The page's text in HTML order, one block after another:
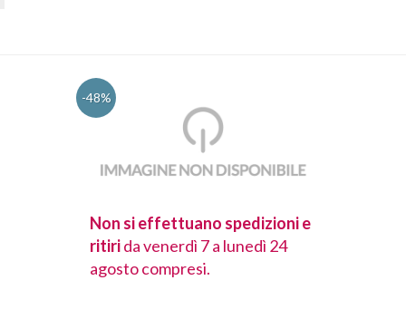
-48%
Non si effettuano spedizioni e
ritirida venerdì 7 a lunedì 24
agosto compresi.